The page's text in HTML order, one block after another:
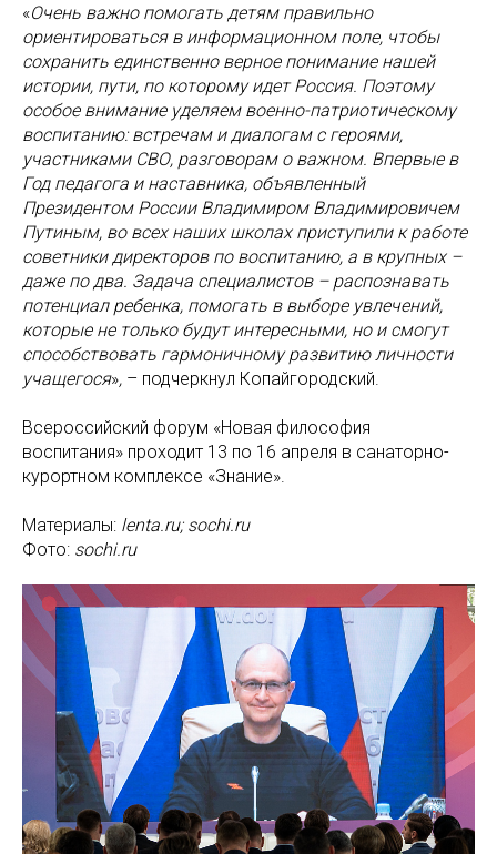
«Очень важно помогать детям правильно
ориентироваться в информационном поле, чтобы
сохранить единственно верное понимание нашей
истории, пути, по которому идет Россия. Поэтому
особое внимание уделяем военно-патриотическому
воспитанию: встречам и диалогам с героями,
участниками СВО, разговорам о важном. Впервые в
Год педагога и наставника, объявленный
Президентом России Владимиром Владимировичем
Путиным, во всех наших школах приступили к работе
советники директоров по воспитанию, а в крупных –
даже по два. Задача специалистов – распознавать
потенциал ребенка, помогать в выборе увлечений,
которые не только будут интересными, но и смогут
способствовать гармоничному развитию личности
учащегося», – подчеркнул Копайгородский.
Всероссийский форум «Новая философия
воспитания» проходит 13 по 16 апреля в санаторно-
курортном комплексе «Знание».
Материалы: lenta.ru; sochi.ru
Фото: sochi.ru